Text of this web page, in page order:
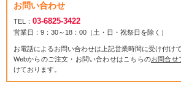
お問い合わせ
TEL： 03-6825-3422
営業日：9：30～18：00（土・日・祝祭日を除く）
お電話によるお問い合わせは上記営業時間に受け付けて
Webからのご注文・お問い合わせはこちらのお問合せ
けております。